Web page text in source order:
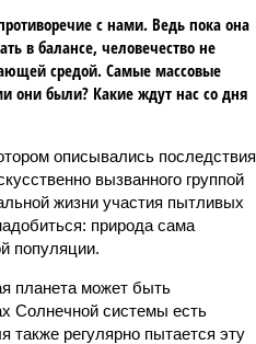
с нами. Ведь пока она
в балансе, человечество не
средой. Самые массовые
они были? Какие ждут нас со дня
описывались последствия
вызванного группой
жизни участия пытливых
природа сама
популяции.
планета может быть
Солнечной системы есть
также регулярно пытается эту